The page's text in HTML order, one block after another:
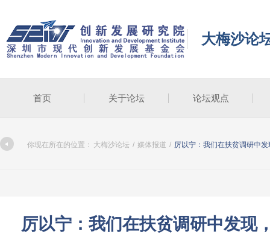
大梅沙论
首页 关于论坛 论坛观点
你现在所在的位置： 大梅沙论坛 / 媒体报道 / 厉以宁：我们在扶贫调研中
厉以宁：我们在扶贫调研中发现